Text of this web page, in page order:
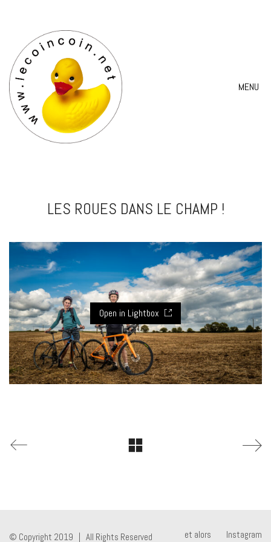
MENU
LES ROUES DANS LE CHAMP !
Open in Lightbox
et alors Instagram
© Copyright 2019 | All Rights Reserved